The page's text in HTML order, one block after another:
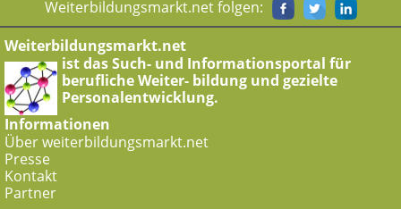
Weiterbildungsmarkt.net folgen:
Weiterbildungsmarkt.net
ist das Such- und Informationsportal für
berufliche Weiter- bildung und gezielte
Personalentwicklung.
Informationen
Über weiterbildungsmarkt.net
Presse
Kontakt
Partner